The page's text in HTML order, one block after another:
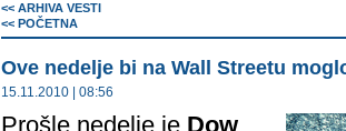
<< ARHIVA VESTI
<< POČETNA
Ove nedelje bi na Wall Streetu
15.11.2010 | 08:56
Prošle nedelje je Dow